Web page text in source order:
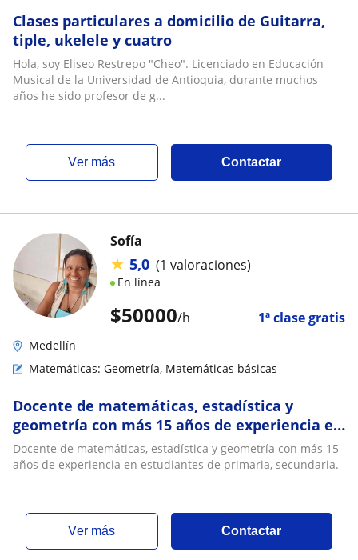
Clases particulares a domicilio de Guitarra,
tiple, ukelele y cuatro
Hola, soy Eliseo Restrepo "Cheo". Licenciado en Educación
Musical de la Universidad de Antioquia, durante muchos
años he sido profesor de g...
ver más Contactar
$50000/h 1ª clase gratis
Sofía
★ 5,0 (1 valoraciones)
En línea
Medellín
Matemáticas: Geometría, Matemáticas básicas
Docente de matemáticas, estadística y
geometría con más 15 años de experiencia en
estudiantes de primaria, secundaria
Docente de matemáticas, estadística y geometría con más 15
años de experiencia en estudiantes de primaria, secundaria.
ver más Contactar